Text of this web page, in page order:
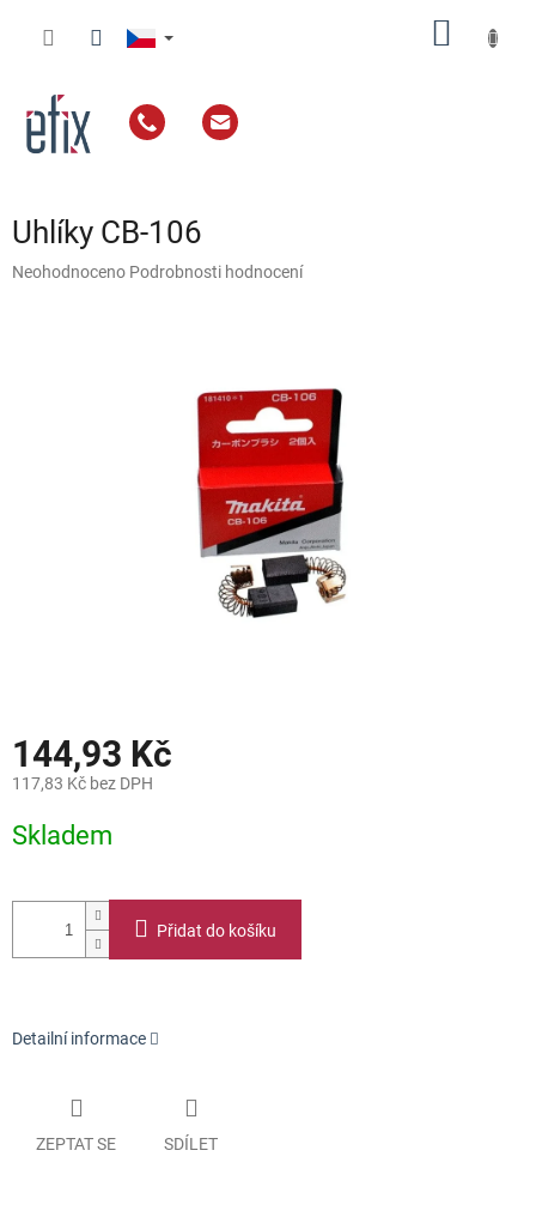
Uhlíky CB-106
Průměrné
Neohodnoceno Podrobnosti hodnocení
144,93 Kč
117,83 Kč bez DPH
cena:
Skladem
Přidat do košíku
Detailní informace
ZEPTAT SE SDÍLET